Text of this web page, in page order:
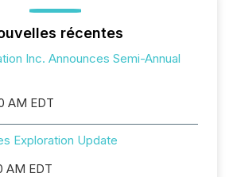
récentes
Inc. Announces Semi-Annual
AM EDT
Exploration Update
AM EDT